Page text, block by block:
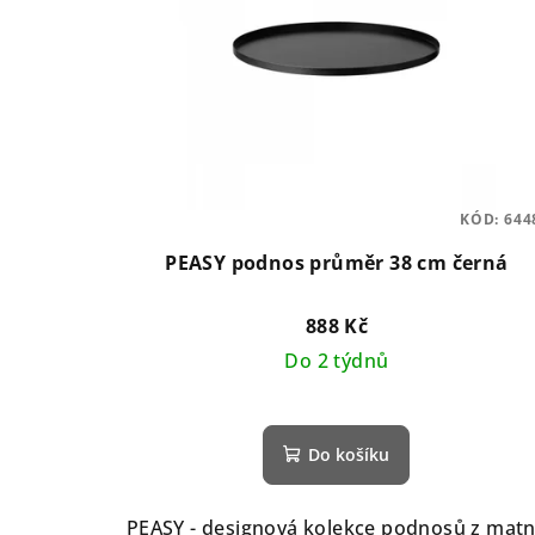
PEASY podnos průměr 38 cm černá
888 Kč
Do 2 týdnů
Do košíku
PEASY - designová kolekce podnosů z
KÓD: